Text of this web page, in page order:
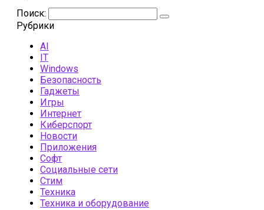
Поиск:
Рубрики
AI
IT
Windows
Безопасность
Гаджеты
Игры
Интернет
Киберспорт
Новости
Приложения
Софт
Социальные сети
Стим
Техника
Техника и оборудование